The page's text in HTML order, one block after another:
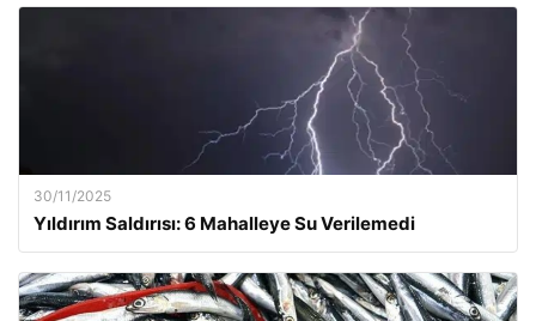
30/11/2025
Yıldırım Saldırısı: 6 Mahalleye Su Verilemedi